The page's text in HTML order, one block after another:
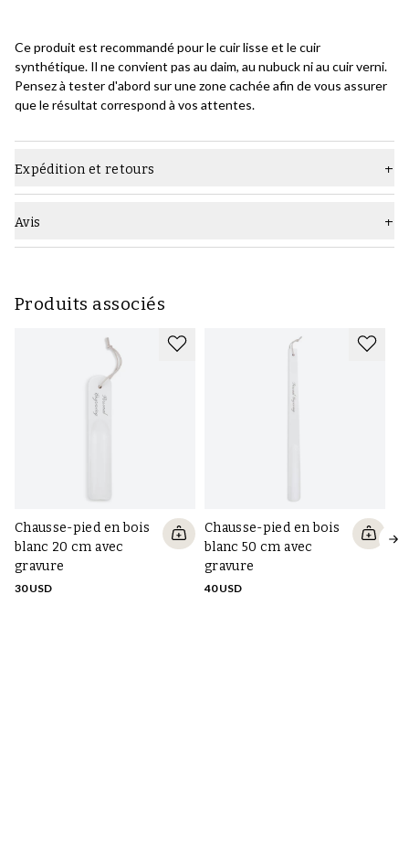
Ce produit est recommandé pour le cuir lisse et le cuir
synthétique. Il ne convient pas au daim, au nubuck ni au cuir verni.
Pensez à tester d'abord sur une zone cachée afin de vous assurer
que le résultat correspond à vos attentes.
Expédition et retours
Avis
Produits associés
Chausse-pied en bois
blanc 20 cm avec
gravure
30 USD
Chausse-pied en bois
blanc 50 cm avec
gravure
40 USD